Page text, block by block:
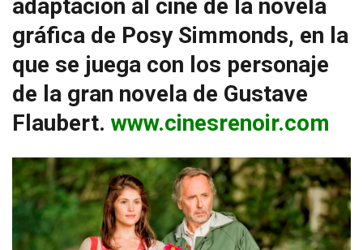
adaptación al cine de la novela
gráfica de Posy Simmonds, en la
que se juega con los personaje
de la gran novela de Gustave
Flaubert. www.cinesrenoir.com